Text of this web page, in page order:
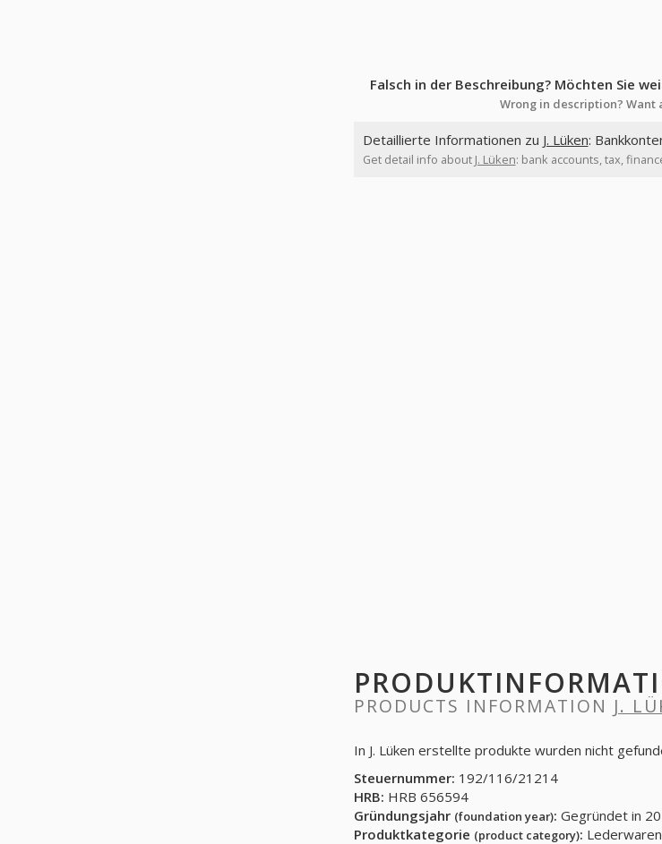
Falsch in der Beschreibung? Möchten Sie
Wrong in description?
Detaillierte Informationen zu J. Lüken:
Get detail info about J. Lüken: bank accounts, tax,
PRODUCTS INFORMATION J.
In J. Lüken erstellte produkte wurden nicht
Steuernummer: 192/116/21214
HRB: HRB 656594
Gründungsjahr (foundation year): Gegründet in
Produktkategorie (product category):